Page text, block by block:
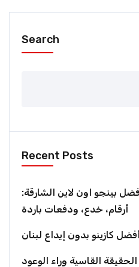
Search
Recent Posts
أفضل بينجو اون لاين الشارقة:
أرقام، خدع، ودفعات باردة
الحقيقة القاسية وراء الوعود